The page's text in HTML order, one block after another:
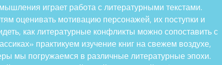
играет работа с литературными текстами.
оценивать мотивацию персонажей, их поступки и
как литературные конфликты можно сопоставить с
практикуем изучение книг на свежем воздухе,
мы погружаемся в различные литературные эпохи.